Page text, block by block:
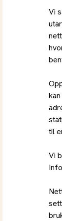
Vi
til
Vi